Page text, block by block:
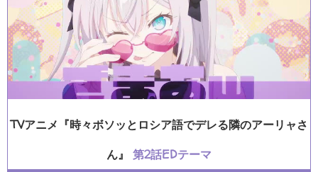
TVアニメ『時々ボソッとロシア語でデレる隣のアーリャさ
ん』 第2話EDテーマ